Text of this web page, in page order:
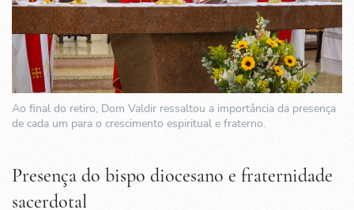
Ao final do retiro, Dom Valdir ressaltou a importância da presença
de cada um para o crescimento espiritual e fraterno.
Presença do bispo diocesano e fraternidade
sacerdotal